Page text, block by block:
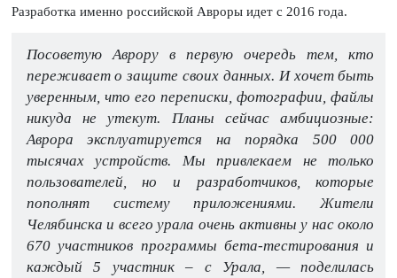
Разработка именно российской Авроры идет с 2016 года.
Посоветую Аврору в первую очередь тем, кто
переживает о защите своих данных. И хочет быть
уверенным, что его переписки, фотографии, файлы
никуда не утекут. Планы сейчас амбициозные:
Аврора эксплуатируется на порядка 500 000
тысячах устройств. Мы привлекаем не только
пользователей, но и разработчиков, которые
пополнят систему приложениями. Жители
Челябинска и всего урала очень активны у нас около
670 участников программы бета-тестирования и
каждый 5 участник – с Урала, — поделилась